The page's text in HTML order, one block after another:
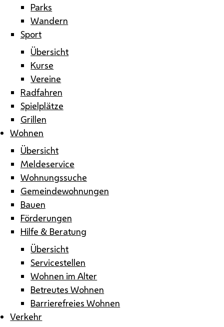
Parks
Wandern
Sport
Übersicht
Kurse
Vereine
Radfahren
Spielplätze
Grillen
Wohnen
Übersicht
Meldeservice
Wohnungssuche
Gemeindewohnungen
Bauen
Förderungen
Hilfe & Beratung
Übersicht
Servicestellen
Wohnen im Alter
Betreutes Wohnen
Barrierefreies Wohnen
Verkehr